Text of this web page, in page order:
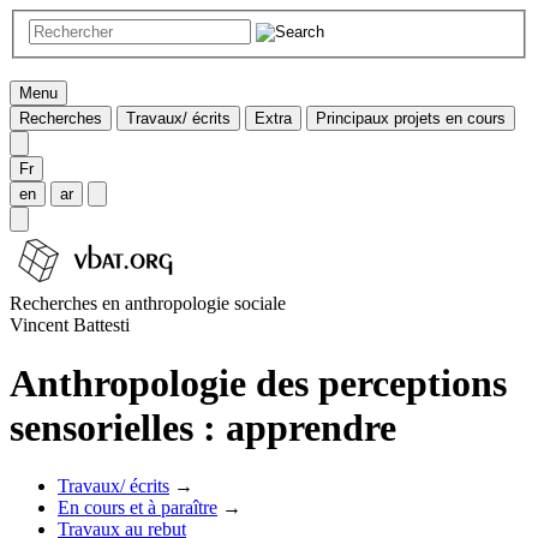
Menu
Recherches
Travaux/ écrits Extra Principaux projets en cours
Fr
en
ar
Recherches en anthropologie sociale
Vincent Battesti
Anthropologie des perceptions
sensorielles : apprendre
Travaux/ écrits →
En cours et à paraître →
Travaux au rebut